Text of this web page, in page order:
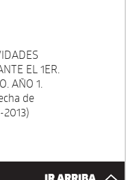
EL 1ER.
AÑO 1.
de